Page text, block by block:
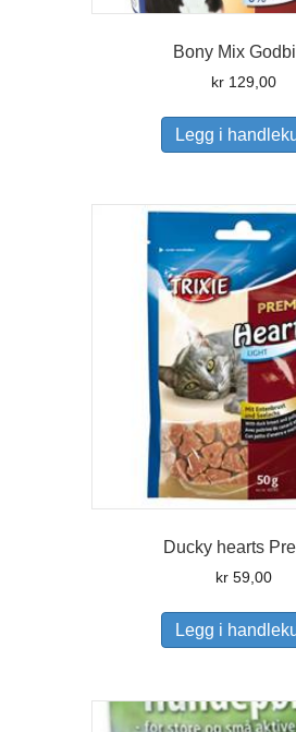
Bony Mix
kr 129,00
Legg i
Ducky hearts
kr 59,00
Legg i